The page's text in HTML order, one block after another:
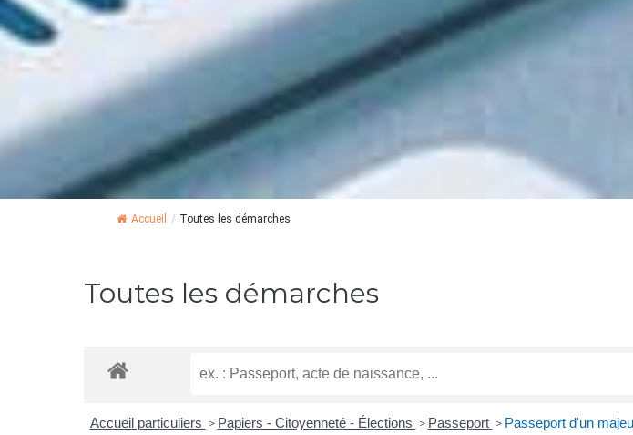
Accueil / Toutes les démarches
Toutes les démarches
Accueil particuliers > Papiers - Citoyenneté - Élections > Passeport > Passeport d'un